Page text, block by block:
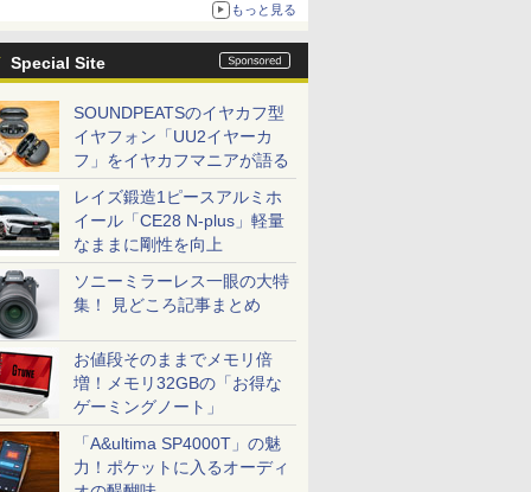
もっと見る
Special Site
SOUNDPEATSのイヤカフ型
イヤフォン「UU2イヤーカ
フ」をイヤカフマニアが語る
レイズ鍛造1ピースアルミホ
イール「CE28 N-plus」軽量
なままに剛性を向上
ソニーミラーレス一眼の大特
集！ 見どころ記事まとめ
お値段そのままでメモリ倍
増！メモリ32GBの「お得な
ゲーミングノート」
「A&ultima SP4000T」の魅
力！ポケットに入るオーディ